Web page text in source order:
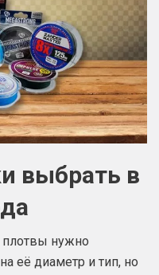
выбрать в
нужно
её диаметр и тип, но